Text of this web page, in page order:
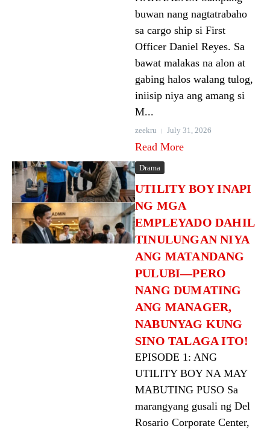
buwan nang nagtatrabaho
sa cargo ship si First
Officer Daniel Reyes. Sa
bawat malakas na alon at
gabing halos walang tulog,
iniisip niya ang amang si
M...
zeekru July 31, 2026
Read More
Drama
UTILITY BOY INAPI
NG MGA
EMPLEYADO DAHIL
TINULUNGAN NIYA
ANG MATANDANG
PULUBI—PERO
NANG DUMATING
ANG MANAGER,
NABUNYAG KUNG
SINO TALAGA ITO!
EPISODE 1: ANG
UTILITY BOY NA MAY
MABUTING PUSO Sa
marangyang gusali ng Del
Rosario Corporate Center,